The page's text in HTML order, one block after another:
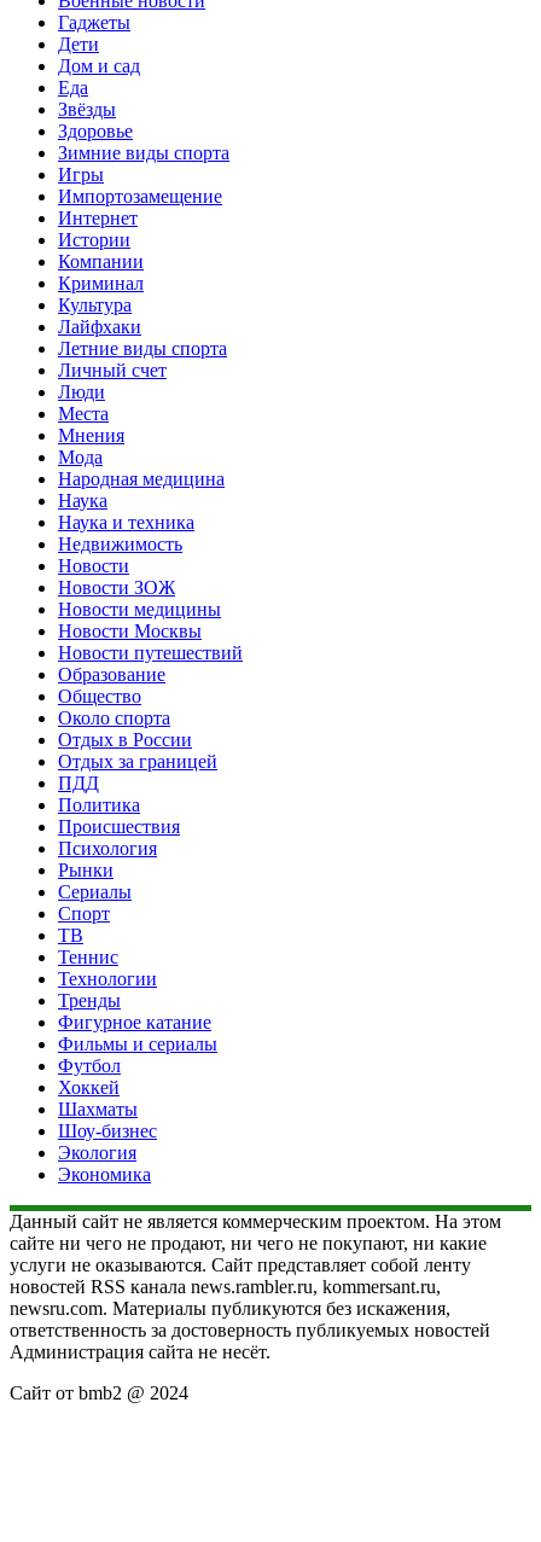
Гаджеты
Дети
Дом и сад
Еда
Звёзды
Здоровье
Зимние виды спорта
Игры
Импортозамещение
Интернет
Истории
Компании
Криминал
Культура
Лайфхаки
Летние виды спорта
Личный счет
Люди
Места
Мнения
Мода
Народная медицина
Наука
Наука и техника
Недвижимость
Новости
Новости ЗОЖ
Новости медицины
Новости Москвы
Новости путешествий
Образование
Общество
Около спорта
Отдых в России
Отдых за границей
ПДД
Политика
Происшествия
Психология
Рынки
Сериалы
Спорт
ТВ
Теннис
Технологии
Тренды
Фигурное катание
Фильмы и сериалы
Футбол
Хоккей
Шахматы
Шоу-бизнес
Экология
Экономика
Данный сайт не является коммерческим проектом. На этом
сайте ни чего не продают, ни чего не покупают, ни какие
услуги не оказываются. Сайт представляет собой ленту
новостей RSS канала news.rambler.ru, kommersant.ru,
newsru.com. Материалы публикуются без искажения,
ответственность за достоверность публикуемых новостей
Администрация сайта не несёт.
Сайт от bmb2 @ 2024